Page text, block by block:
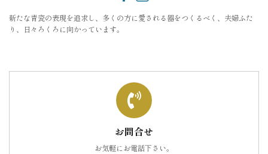
新たな青瓷の表現を追求し、多くの方に愛される器をつくるべく、夫婦ふた
り、日々ろくろに向かっています。
お問合せ
お気軽にお電話下さい。